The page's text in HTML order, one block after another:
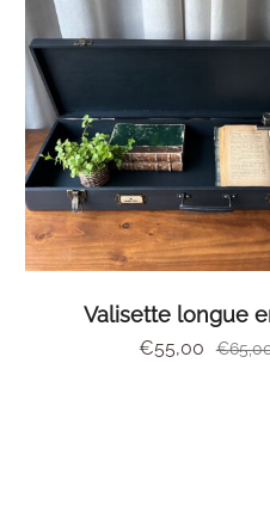
AJOUTER AU
Valisette longue
€
€55,00